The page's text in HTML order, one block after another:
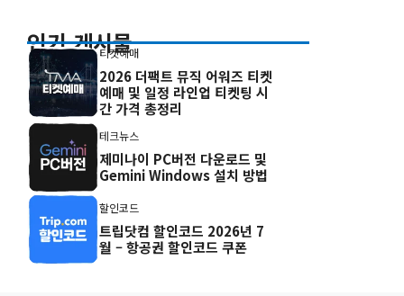
인기 게시물
티켓예매
2026 더팩트 뮤직 어워즈 티켓
예매 및 일정 라인업 티켓팅 시
간 가격 총정리
테크뉴스
제미나이 PC버전 다운로드 및
Gemini Windows 설치 방법
할인코드
트립닷컴 할인코드 2026년 7
월 – 항공권 할인코드 쿠폰